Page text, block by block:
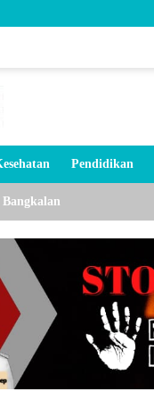
Pendidikan
Bangkalan